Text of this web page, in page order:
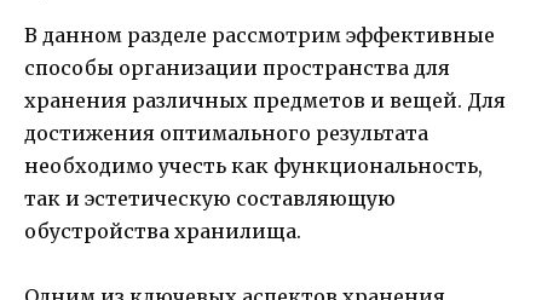
В данном разделе рассмотрим эффективные
способы организации пространства для
хранения различных предметов и вещей. Для
достижения оптимального результата
необходимо учесть как функциональность,
так и эстетическую составляющую
обустройства хранилища.